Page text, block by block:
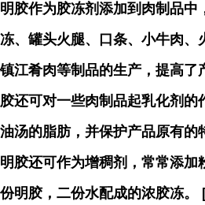
明胶作为胶冻剂添加到肉制品中
冻、罐头火腿、口条、小牛肉、
镇江肴肉等制品的生产，提高了
胶还可对一些肉制品起乳化剂的
油汤的脂肪，并保护产品原有的
明胶还可作为增稠剂，常常添加
份明胶，二份水配成的浓胶冻。